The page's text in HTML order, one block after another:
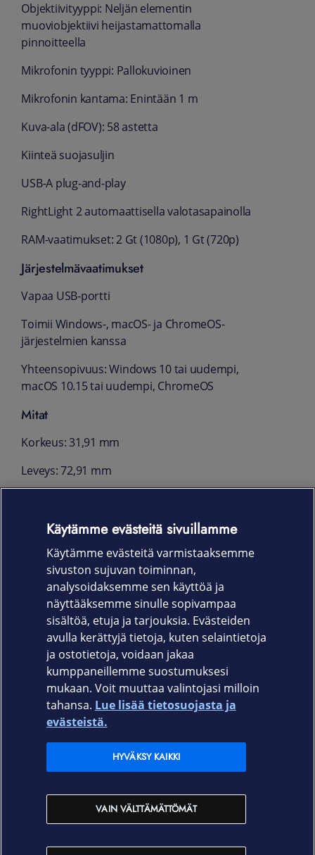
Objektiivityyppi: Neljän elementin
muoviobjektiivi heijastamattomalla
pinnoitteella
Mikrofonin tyyppi: Pallokuvioinen
Mikrofonin kantama: Enintään 1 m
Kuva-ala (dFOV): 58 astetta
Kiinteä suojasuljin
USB-A plug-and-play
RightLight 2 automaattisella valotasapainolla
RAM-vaatimukset: 2 Gt (1080p), 1 Gt (720p)
Järjestelmävaatimukset
Vapaa USB-portti
Toimii Windows-, macOS- ja ChromeOS-
järjestelmien kanssa
Yhteensopivuus: Windows 10 tai uudempi,
macOS 10.15 tai uudempi, ChromeOS
Mitat
Korkeus: 31,91 mm
Leveys: 72,91 mm
Paino: 75 g (vain kamera)
Kiinteän johdon pituus: 1,5 m
Takuu
1 vuoden rajoitettu laitteistotakuu
Elisa.fi
Elisan myymälät
Käytämme evästeitä sivuillamme
Käytämme evästeitä varmistaaksemme
sivuston sujuvan toiminnan,
analysoidaksemme sen käyttöä ja
näyttääksemme sinulle sopivampaa
sisältöä, etuja ja tarjouksia. Evästeiden
avulla kerättyjä tietoja, kuten selaintietoja
ja ostotietoja, voidaan jakaa
kumppaneillemme suostumuksesi
mukaan. Voit muuttaa valintojasi milloin
tahansa. Lue lisää tietosuojasta ja
evästeistä.
VAIN VÄLTTÄMÄTTÖMÄT
HYVÄKSY KAIKKI